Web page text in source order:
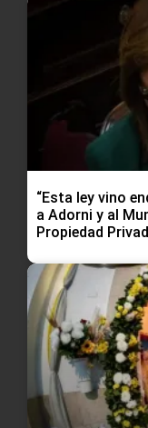
“Esta ley vino
a Adorni y al
Propiedad